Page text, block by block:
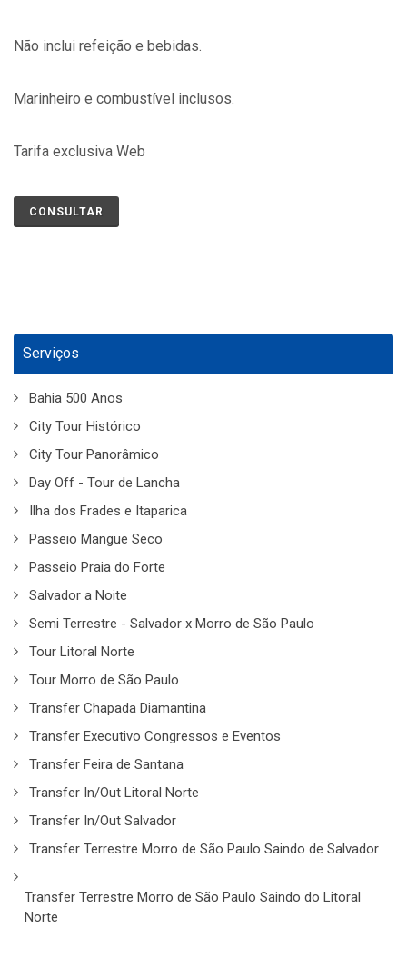
Não inclui refeição e bebidas.
Marinheiro e combustível inclusos.
Tarifa exclusiva Web
CONSULTAR
Serviços
Bahia 500 Anos
City Tour Histórico
City Tour Panorâmico
Day Off - Tour de Lancha
Ilha dos Frades e Itaparica
Passeio Mangue Seco
Passeio Praia do Forte
Salvador a Noite
Semi Terrestre - Salvador x Morro de São Paulo
Tour Litoral Norte
Tour Morro de São Paulo
Transfer Chapada Diamantina
Transfer Executivo Congressos e Eventos
Transfer Feira de Santana
Transfer In/Out Litoral Norte
Transfer In/Out Salvador
Transfer Terrestre Morro de São Paulo Saindo de Salvador
Transfer Terrestre Morro de São Paulo Saindo do Litoral
Norte